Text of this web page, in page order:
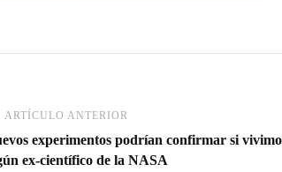
ARTÍCULO ANTERIOR
experimentos podrían confirmar si
ex-científico de la NASA